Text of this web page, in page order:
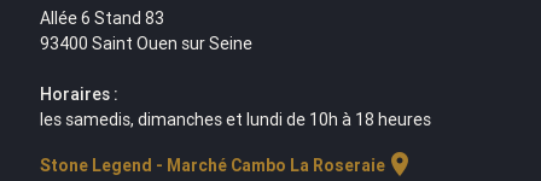
Allée 6 Stand 83
93400 Saint Ouen sur Seine
Horaires :
les samedis, dimanches et lundi de 10h à 18 heures
Stone Legend - Marché Cambo La Roseraielocation_on